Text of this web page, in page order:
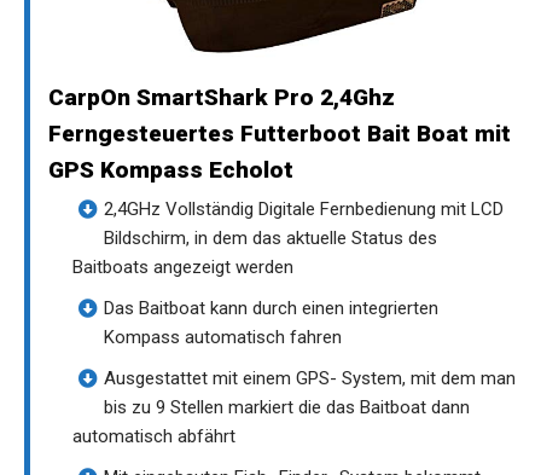
CarpOn SmartShark Pro 2,4Ghz
Ferngesteuertes Futterboot Bait Boat mit
GPS Kompass Echolot
2,4GHz Vollständig Digitale Fernbedienung mit LCD
Bildschirm, in dem das aktuelle Status des
Baitboats angezeigt werden
Das Baitboat kann durch einen integrierten
Kompass automatisch fahren
Ausgestattet mit einem GPS- System, mit dem man
bis zu 9 Stellen markiert die das Baitboat dann
automatisch abfährt